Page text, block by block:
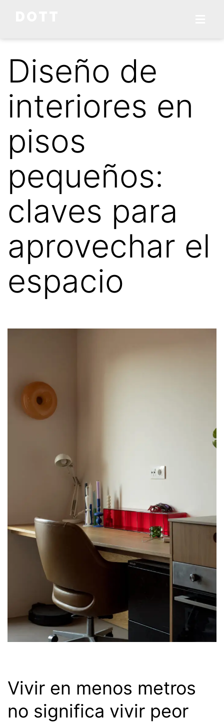
Diseño de
interiores en
pisos
pequeños:
claves para
aprovechar el
espacio
Vivir en menos metros
no significa vivir peor